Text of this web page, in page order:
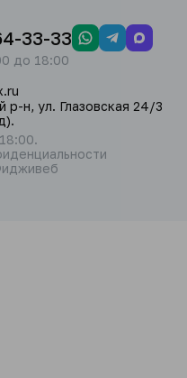
33-33
до 18:00
р-н, ул. Глазовская 24/3